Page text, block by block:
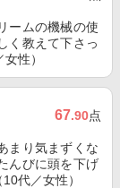
ームの機械の使
く教えて下さっ
性）
67.90点
まり気まずくな
んびに頭を下げ
代／女性）